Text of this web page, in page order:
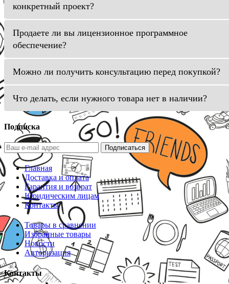
конкретный проект?
Продаете ли вы лицензионное программное
обеспечение?
Можно ли получить консультацию перед покупкой?
Что делать, если нужного товара нет в наличии?
Подписка
Подписаться
Главная
Доставка и оплата
Гарантия и возврат
Юридическим лицам
Контакты
Товары в сравнении
Избранные товары
Новости
Авторизация
Контакты